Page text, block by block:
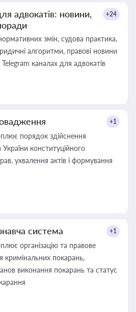
адвокатів: новини,
+24
змін, судова практика,
алгоритми, правові новини
каналах для адвокатів
+1
порядок здійснення
конституційного
ухвалення актів і формування
система +1
організацію та правове
кримінальних покарань,
виконання покарань та статус